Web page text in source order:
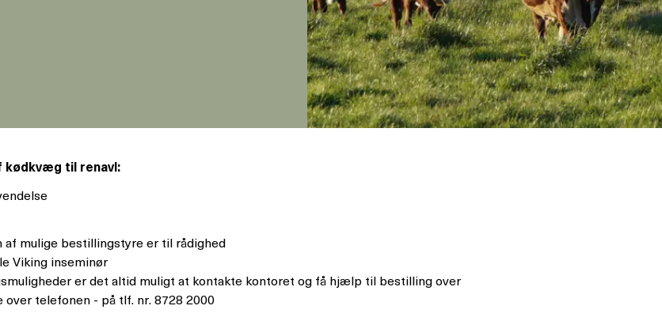
kødkvæg til renavl:
af mulige bestillingstyre er til rådighed
Viking inseminør
er det altid muligt at kontakte kontoret og få hjælp til bestilling over
telefonen - på tlf. nr. 8728 2000